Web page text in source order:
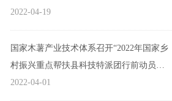
2022-04-19
国家木薯产业技术体系召开“2022年国家乡
村振兴重点帮扶县科技特派团行前动员部
署视频会”
2022-04-01